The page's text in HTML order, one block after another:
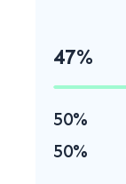
47%
50%
50%